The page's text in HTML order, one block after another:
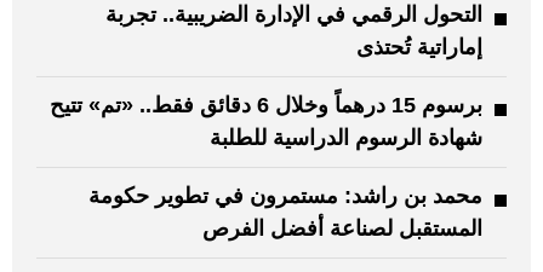
التحول الرقمي في الإدارة الضريبية.. تجربة
إماراتية تُحتذى
برسوم 15 درهماً وخلال 6 دقائق فقط.. «تم» تتيح
شهادة الرسوم الدراسية للطلبة
محمد بن راشد: مستمرون في تطوير حكومة
المستقبل لصناعة أفضل الفرص